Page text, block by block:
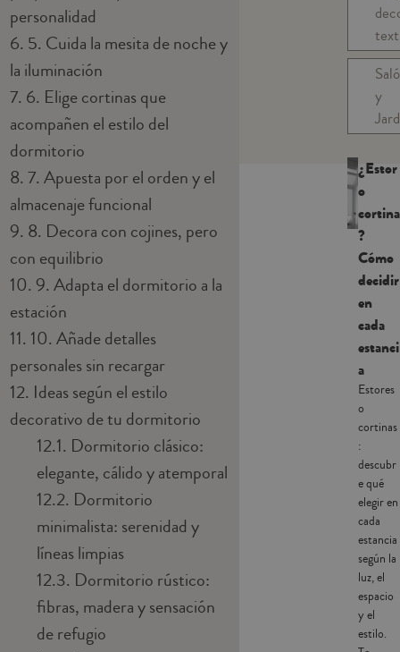
personalidad
6. 5. Cuida la mesita de noche y
la iluminación
7. 6. Elige cortinas que
acompañen el estilo del
dormitorio
8. 7. Apuesta por el orden y el
almacenaje funcional
9. 8. Decora con cojines, pero
con equilibrio
10. 9. Adapta el dormitorio a la
estación
11. 10. Añade detalles
personales sin recargar
12. Ideas según el estilo
decorativo de tu dormitorio
12.1. Dormitorio clásico:
elegante, cálido y atemporal
12.2. Dormitorio
minimalista: serenidad y
líneas limpias
12.3. Dormitorio rústico:
fibras, madera y sensación
de refugio
y
¿Estor
o
cortina
?
Cómo
decidir
en
cada
estanci
a
Estores
o
cortinas
:
descubr
e qué
elegir en
cada
estancia
según la
luz, el
espacio
y el
estilo.